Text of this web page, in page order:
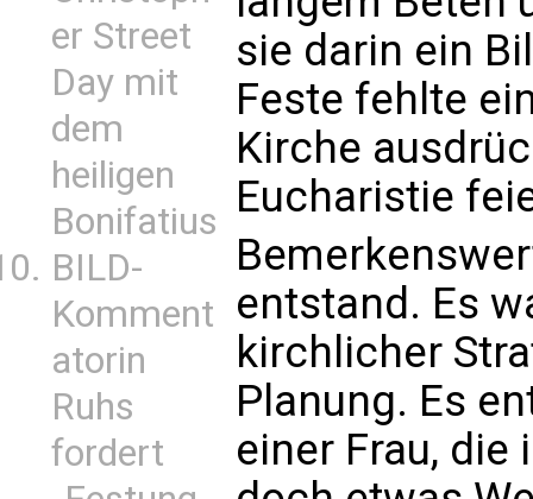
er Street
Day mit
dem
heiligen
Bonifatius
BILD-
Komment
atorin
Ruhs
fordert
sie darin ein
Feste fehlte
Kirche
Eucharistie
entstand. Es
kirchlicher
Planung. Es
einer Frau, die